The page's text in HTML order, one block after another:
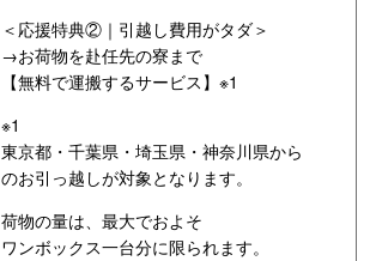
＜応援特典②｜引越し費用がタダ＞
→お荷物を赴任先の寮まで
【無料で運搬するサービス】※1
※1
東京都・千葉県・埼玉県・神奈川県から
のお引っ越しが対象となります。
荷物の量は、最大でおよそ
ワンボックス一台分に限られます。